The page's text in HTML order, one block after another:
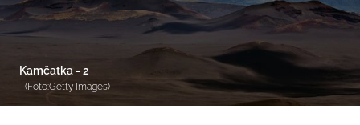
Kamčatka - 2
(Foto:Getty Images)